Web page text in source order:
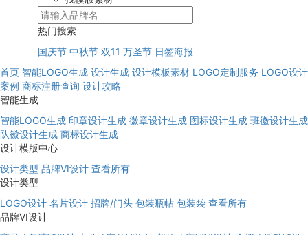
热门搜索
国庆节 中秋节 双11 万圣节 日签海报
首页 智能LOGO生成 设计生成 设计模板素材 LOGO定制服务 LOGO设计
案例 商标注册查询 设计攻略
智能生成
智能LOGO生成 印章设计生成 徽章设计生成 图标设计生成 班徽设计生成
队徽设计生成 商标设计生成
设计模版中心
设计类型 品牌VI设计 查看所有
设计类型
LOGO设计 名片设计 招牌/门头 包装瓶帖 包装袋 查看所有
品牌VI设计